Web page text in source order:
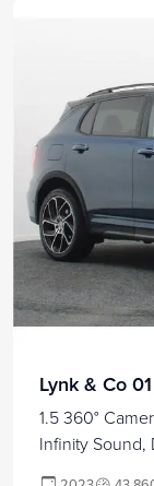
Lynk & Co 01
1.5 360°
Infinity Sound,